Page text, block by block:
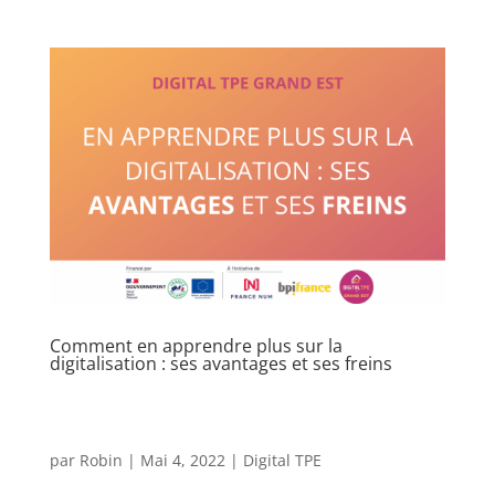
Comment en apprendre plus sur la
digitalisation : ses avantages et ses freins
par Robin | Mai 4, 2022| Digital TPE